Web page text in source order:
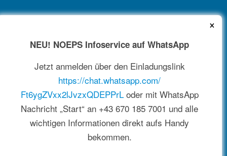
NEWSARCHIV
×
NEU! NOEPS Infoservice auf WhatsApp
Jetzt anmelden über den Einladungslink
https://chat.whatsapp.com/
Ft6ygZVxx2lJvzxQDEPPrLoder mit WhatsApp
Nachricht „Start“ an +43 670 185 7001 und alle
wichtigen Informationen direkt aufs Handy
bekommen.